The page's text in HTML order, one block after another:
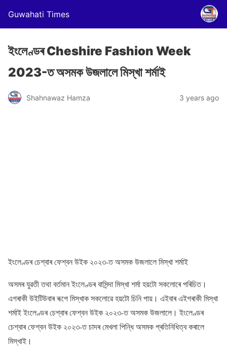
Guwahati Times
ইংলেণ্ডৰ Cheshire Fashion Week
2023-ত অসমক উজলালে মিস্খা শৰ্মাই
Shahnawaz Hamza 3 years ago
ইংলেণ্ডৰ চেশ্বাৰ ফেশ্বন উইক ২০২৩-ত অসমক উজলালে মিস্খা শৰ্মাই
অসমৰ যুৱতী তথা বৰ্তমান ইংলেণ্ডৰ বাসিন্দা মিস্খা শৰ্মা হয়টো সকলোৰে পৰিচিত।
এগৰাকী উইটিউবাৰ ৰূপে মিস্খাক সকলোৱে হয়টো চিনি পায়। এইবাৰ এইগৰাকী মিস্খা
শৰ্মাই ইংলেণ্ডৰ চেশ্বাৰ ফেশ্বন উইক ২০২৩-ত অসমক উজলালে। ইংলেণ্ডৰ
চেশ্বাৰ ফেশ্বন উইক ২০২৩-ত চাদৰ মেখলা পিন্ধি অসমক প্ৰতিনিধিত্ব কৰালে
মিস্খাই।